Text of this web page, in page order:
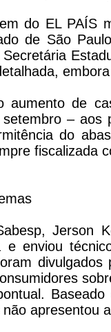
do EL PAÍS
de São
aumento de
– aos
do
fiscalizada
Jerson
e enviou
apresentou